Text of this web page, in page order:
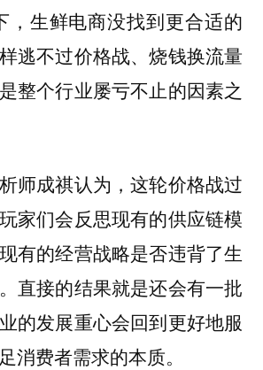
，生鲜电商没找到更合适的
逃不过价格战、烧钱换流量
整个行业屡亏不止的因素之
师成祺认为，这轮价格战过
家们会反思现有的供应链模
有的经营战略是否违背了生
直接的结果就是还会有一批
的发展重心会回到更好地服
消费者需求的本质。